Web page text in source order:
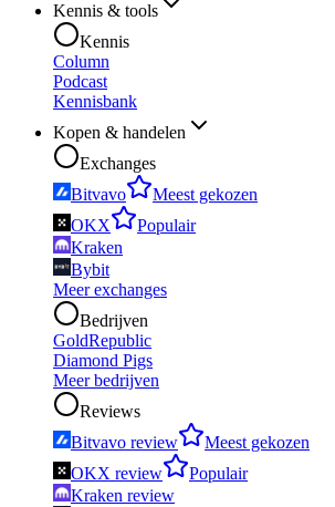
Kennis & tools
Kennis
Column
Podcast
Kennisbank
Kopen & handelen
Exchanges
Bitvavo
Meest gekozen
OKX
Populair
Kraken
Bybit
Meer exchanges
Bedrijven
GoldRepublic
Diamond Pigs
Meer bedrijven
Reviews
Bitvavo review
Meest gekozen
OKX review
Populair
Kraken review